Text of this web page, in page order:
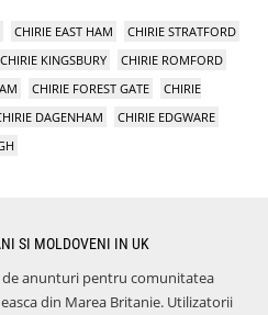
CHIRIE EAST HAM
CHIRIE STRATFORD
CHIRIE KINGSBURY
CHIRIE ROMFORD
CHIRIE FOREST GATE
CHIRIE
DAGENHAM
CHIRIE EDGWARE
SI MOLDOVENI IN UK
anunturi pentru comunitatea
din Marea Britanie. Utilizatorii